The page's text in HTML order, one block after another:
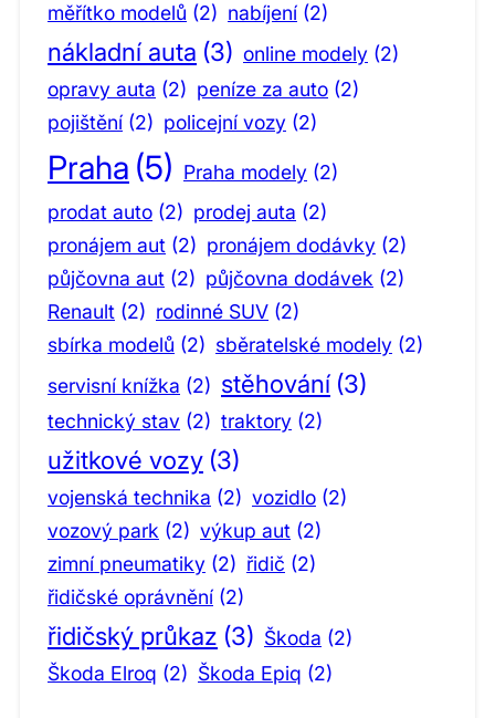
měřítko modelů (2) nabíjení (2)
nákladní auta (3) online modely (2)
opravy auta (2) peníze za auto (2)
pojištění (2) policejní vozy (2)
Praha (5) Praha modely (2)
prodat auto (2) prodej auta (2)
pronájem aut (2) pronájem dodávky (2)
půjčovna aut (2) půjčovna dodávek (2)
Renault (2) rodinné SUV (2)
sbírka modelů (2) sběratelské modely (2)
servisní knížka (2) stěhování (3)
technický stav (2) traktory (2)
užitkové vozy (3)
vojenská technika (2) vozidlo (2)
vozový park (2) výkup aut (2)
zimní pneumatiky (2) řidič (2)
řidičské oprávnění (2)
řidičský průkaz (3) Škoda (2)
Škoda Elroq (2) Škoda Epiq (2)